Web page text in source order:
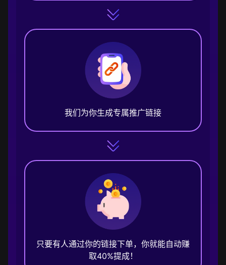
我们为你生成专属推广链接
只要有人通过你的链接下单，你就能自动赚
取40%提成！